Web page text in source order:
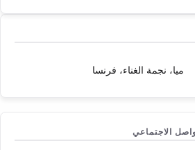
ميا، نجمة الغناء، فرنسا
الاجتماعي